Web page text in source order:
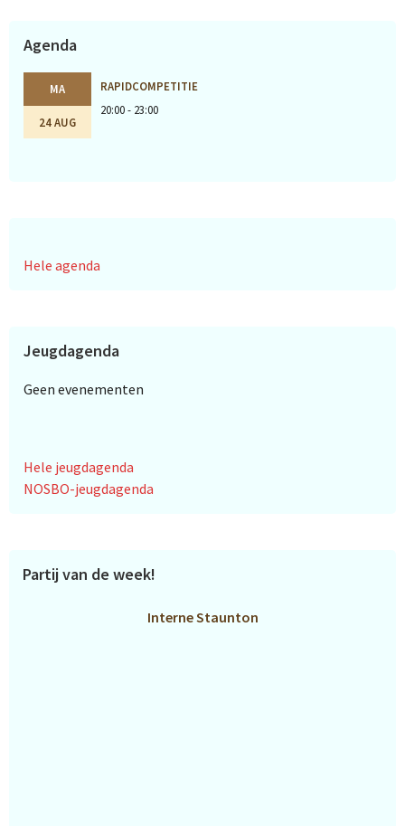
Agenda
MA
24 AUG
RAPIDCOMPETITIE
20:00 - 23:00
Hele agenda
Jeugdagenda
Geen evenementen
Hele jeugdagenda
NOSBO-jeugdagenda
Partij van de week!
Interne Staunton